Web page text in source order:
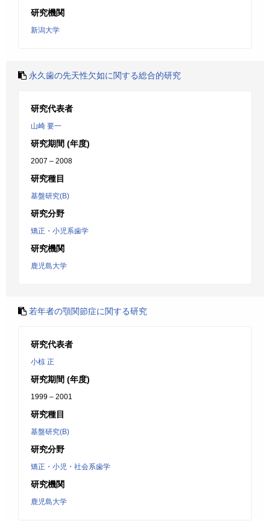
研究機関
新潟大学
永久歯の先天性欠如に関する総合的研究
研究代表者
山崎 要一
研究期間 (年度)
2007 – 2008
研究種目
基盤研究(B)
研究分野
矯正・小児系歯学
研究機関
鹿児島大学
若年者の顎関節症に関する研究
研究代表者
小椋 正
研究期間 (年度)
1999 – 2001
研究種目
基盤研究(B)
研究分野
矯正・小児・社会系歯学
研究機関
鹿児島大学